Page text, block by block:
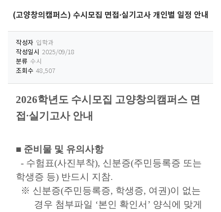
(고양창의캠퍼스) 수시모집 면접∙실기고사 개인별 일정 안내
작성자 입학과
작성일시 2025/09/18
분류 수시
조회수 48,507
2026학년도 수시모집 고양창의캠퍼스 면
접 ∙실기고사 안내
■ 준비물 및 유의사항
- 수험표(사진부착), 신분증(주민등록증 또는
학생증 등) 반드시 지참.
※ 신분증(주민등록증, 학생증, 여권)이 없는
경우 첨부파일 ‘본인 확인서’ 양식에 맞게